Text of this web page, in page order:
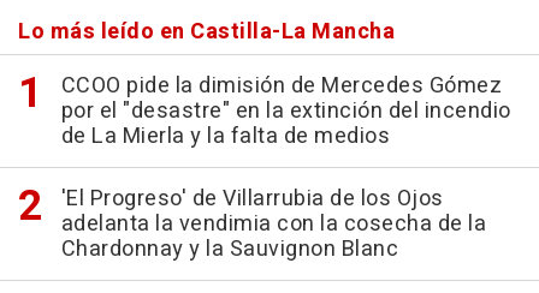
Lo más leído en Castilla-La Mancha
CCOO pide la dimisión de Mercedes Gómez
por el "desastre" en la extinción del incendio
de La Mierla y la falta de medios
'El Progreso' de Villarrubia de los Ojos
adelanta la vendimia con la cosecha de la
Chardonnay y la Sauvignon Blanc